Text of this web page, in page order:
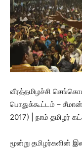
வீரத்தமிழச்சி
பொதுக்கூட்டம் –
2017) | நாம் தமிழர்
மூன்று தமிழர்களின்